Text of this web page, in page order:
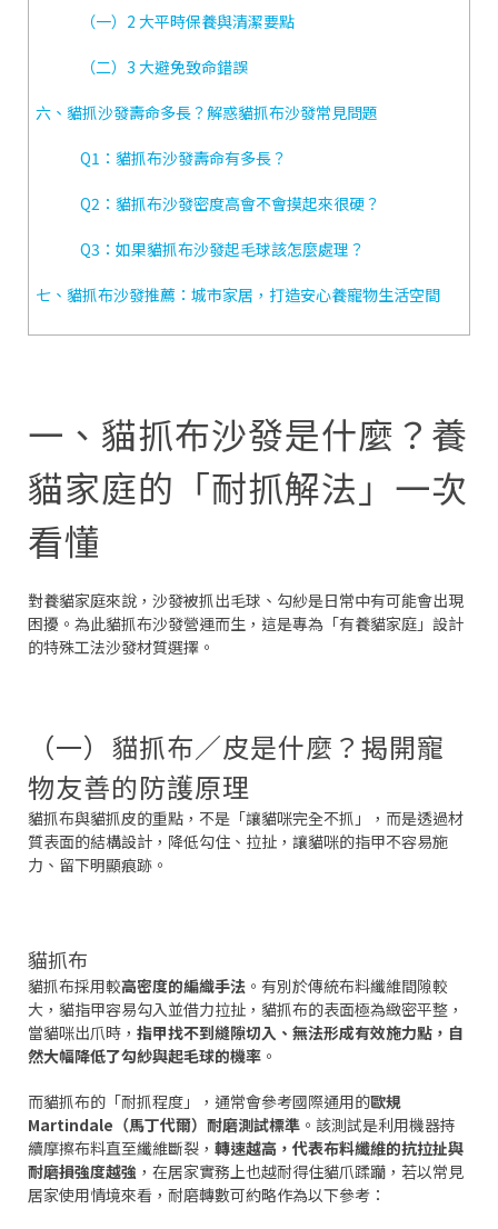
（一）2 大平時保養與清潔要點
（二）3 大避免致命錯誤
六、貓抓沙發壽命多長？解惑貓抓布沙發常見問題
Q1：貓抓布沙發壽命有多長？
Q2：貓抓布沙發密度高會不會摸起來很硬？
Q3：如果貓抓布沙發起毛球該怎麼處理？
七、貓抓布沙發推薦：城市家居，打造安心養寵物生活空間
一、貓抓布沙發是什麼？養
貓家庭的「耐抓解法」一次
看懂
對養貓家庭來說，沙發被抓出毛球、勾紗是日常中有可能會出現
困擾。為此貓抓布沙發營運而生，這是專為「有養貓家庭」設計
的特殊工法沙發材質選擇。
（一）貓抓布／皮是什麼？揭開寵
物友善的防護原理
貓抓布與貓抓皮的重點，不是「讓貓咪完全不抓」，而是透過材
質表面的結構設計，降低勾住、拉扯，讓貓咪的指甲不容易施
力、留下明顯痕跡。
貓抓布
貓抓布採用較高密度的編織手法 。有別於傳統布料纖維間隙較
大，貓指甲容易勾入並借力拉扯，貓抓布的表面極為緻密平整，
當貓咪出爪時， 指甲找不到縫隙切入、無法形成有效施力點，自
然大幅降低了勾紗與起毛球的機率 。
而貓抓布的「耐抓程度」，通常會參考國際通用的歐規
Martindale（馬丁代爾）耐磨測試標準 。該測試是利用機器持
續摩擦布料直至纖維斷裂， 轉速越高，代表布料纖維的抗拉扯與
耐磨損強度越強 ，在居家實務上也越耐得住貓爪蹂躪，若以常見
居家使用情境來看，耐磨轉數可約略作為以下參考：